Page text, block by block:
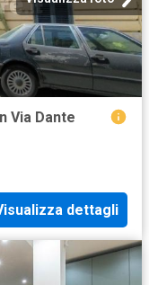
Via Dante
dettagli